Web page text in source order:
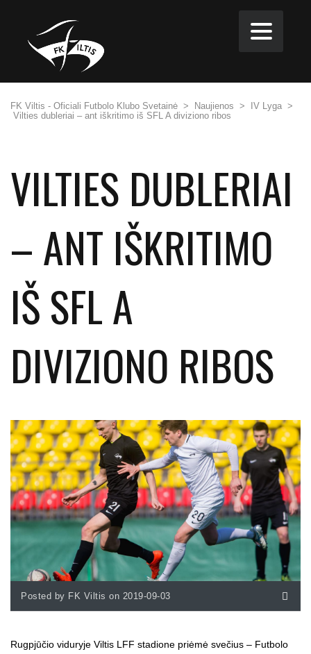
FK Viltis - Oficiali Futbolo Klubo Svetainė > Naujienos > IV Lyga >
Vilties dubleriai – ant iškritimo iš SFL A diviziono ribos
VILTIES DUBLERIAI
– ANT IŠKRITIMO
IŠ SFL A
DIVIZIONO RIBOS
Posted by FK Viltis on 2019-09-03
Rugpjūčio viduryje Viltis LFF stadione priėmė svečius – Futbolo